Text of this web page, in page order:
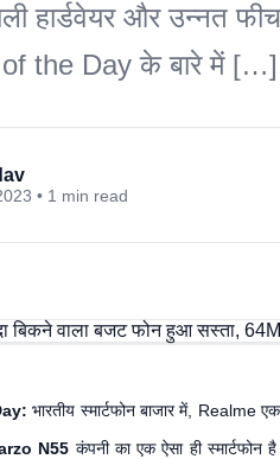
हार्डवेयर और उन्नत
the Day के बारे में […]
• 1 min read
भारतीय स्मार्टफोन बाजार में, Realme
N55 कंपनी का एक ऐसा ही